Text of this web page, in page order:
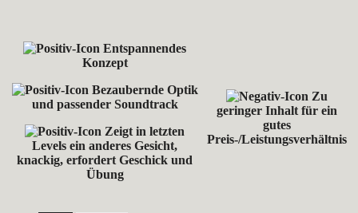
Entspannendes
Konzept
Bezaubernde Optik
und passender Soundtrack
Zeigt in letzten
Levels ein anderes Gesicht,
knackig, erfordert Geschick und
Übung
Zu
geringer Inhalt für ein
gutes
Preis-/Leistungsverhältnis